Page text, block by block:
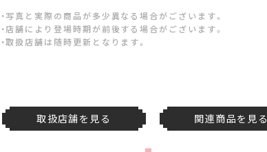
・写真と実際の商品が多少異なる場合がございます。
・店舗により登場時期が前後する場合がございます。
・取扱店舗は随時更新となります。
取扱店舗を見る 関連商品を見る